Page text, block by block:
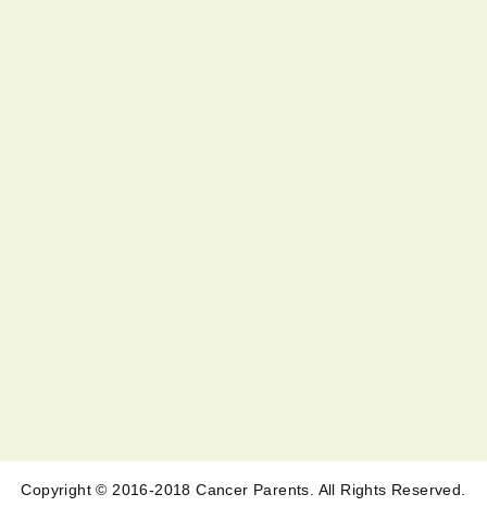
Copyright © 2016-2018 Cancer Parents. All Rights Reserved.